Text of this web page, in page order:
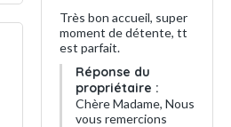
Très bon accueil, super
moment de détente, tt
est parfait.
Réponse du
propriétaire :
Chère Madame, Nous
vous remercions